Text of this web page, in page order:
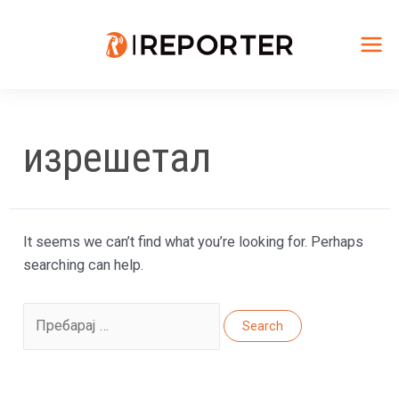
изрешетал
It seems we can’t find what you’re looking for. Perhaps
searching can help.